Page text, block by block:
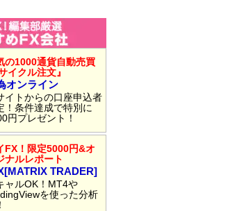
の1000通貨自動売買
イクル注文』
オンライン
イトからの口座申込者
！条件達成で特別に
円プレゼント！
FX！限定5000円&オ
ナルレポート
TRADER]
ャルOK！MT4や
を使った分析